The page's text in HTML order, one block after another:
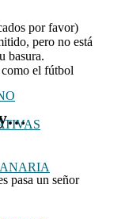
por favor)
pero no está
basura.
el fútbol
pasa un señor